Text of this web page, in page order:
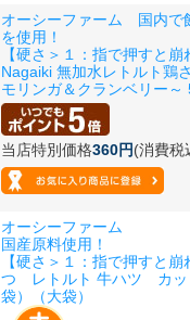
オーシーファーム 国内で
を使用！
【硬さ＞１：指で押すと崩
Nagaiki 無加水レトルト鶏
モリンガ＆クランベリー～
当店特別価格360円(消費税
オーシーファーム
国産原料使用！
【硬さ＞１：指で押すと崩
つ レトルト 牛ハツ カ
袋）（大袋）